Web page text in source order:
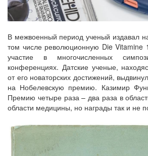
В межвоенный период ученый издавал
том числе революционную Die Vitamine
участие в многочисленных
конференциях. Датские ученые,
от его новаторских достижений,
на Нобелевскую премию. Казимир
Премию четыре раза – два раза в
области медицины, но награды так и не